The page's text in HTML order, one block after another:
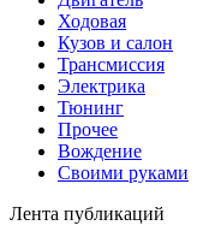
Ходовая
Кузов и салон
Трансмиссия
Электрика
Тюнинг
Прочее
Вождение
Своими руками
Лента публикаций